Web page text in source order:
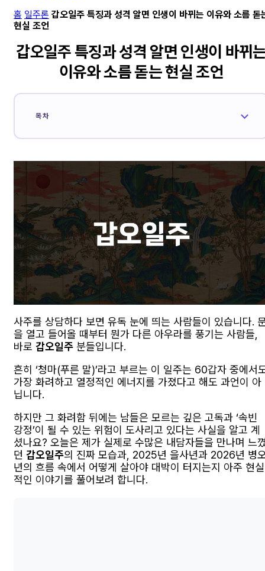
홈 일주론 갑오일주 특징과 성격 알면 인생이 바뀌는 이유와 소름 돋
현실 조언
갑오일주 특징과 성격 알면 인생이 바뀌
이유와 소름 돋는 현실 조언
목차
사주를 상담하다 보면 유독 눈에 띄는 사람들이 있습니다.
을 열고 들어올 때부터 뭔가 다른 아우라를 풍기는 사람들,
바로 갑오일주 분들입니다.
흔히 ‘청마(푸른 말)’라고 부르는 이 일주는 60갑자 중에서
가장 화려하고 열정적인 에너지를 가졌다고 해도 과언이 아
닙니다.
하지만 그 화려함 뒤에는 남들은 모르는 깊은 고독과 ‘속빈
강정’이 될 수 있는 위험이 도사리고 있다는 사실을 알고 계
셨나요? 오늘은 제가 실제로 수많은 내담자들을 만나며 느
던 갑오일주의 진짜 모습과, 2025년 을사년과 2026년 병
년의 흐름 속에서 어떻게 살아야 대박이 터지는지 아주 현실
적인 이야기를 풀어보려 합니다.